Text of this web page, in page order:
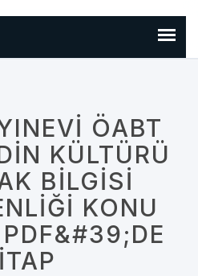
ÖABT
KÜLTÜRÜ
BILGISI
KONU